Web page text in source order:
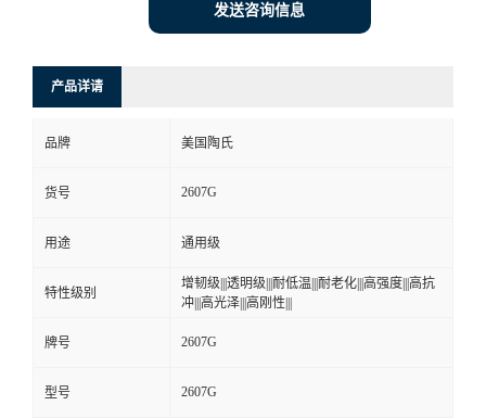
发送咨询信息
产品详请
品牌 美国陶氏
货号 2607G
用途 通用级
特性级别
增韧级|||透明级|||耐低温|||耐老化|||高强度|||高抗
冲|||高光泽|||高刚性|||
牌号 2607G
型号 2607G